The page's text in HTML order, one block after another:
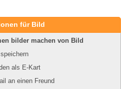
für Bild
bilder machen von Bild
als E-Kart
an einen Freund